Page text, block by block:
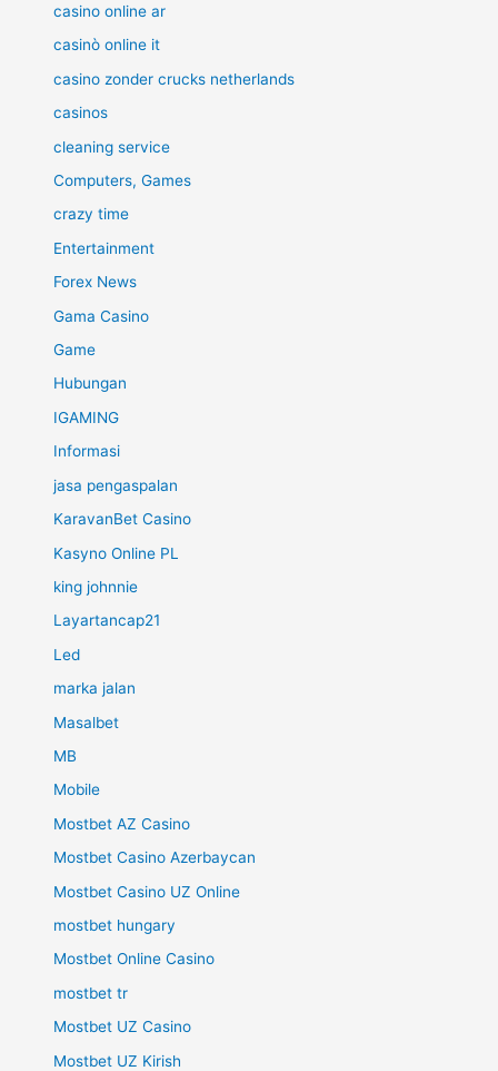
casino online ar
casinò online it
casino zonder crucks netherlands
casinos
cleaning service
Computers, Games
crazy time
Entertainment
Forex News
Gama Casino
Game
Hubungan
IGAMING
Informasi
jasa pengaspalan
KaravanBet Casino
Kasyno Online PL
king johnnie
Layartancap21
Led
marka jalan
Masalbet
MB
Mobile
Mostbet AZ Casino
Mostbet Casino Azerbaycan
Mostbet Casino UZ Online
mostbet hungary
Mostbet Online Casino
mostbet tr
Mostbet UZ Casino
Mostbet UZ Kirish